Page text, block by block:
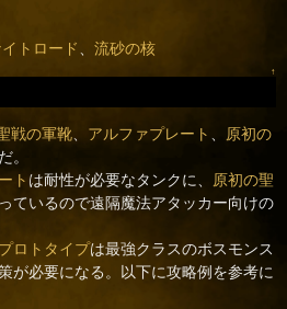
トロード 、流砂の核
↑
戦の軍靴 アルファプレート
原初の
。
ト は耐性が必要なタンクに、
原初の聖
ているので遠隔魔法アタッカー向けの
プロトタイプは最強クラスのボスモンス
が必要になる。以下に攻略例を参考に